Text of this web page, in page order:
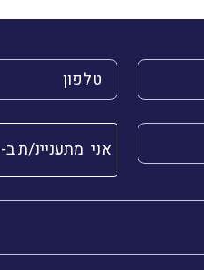
הטלפון שלך (חובה)